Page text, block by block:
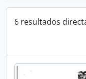
6 resultados